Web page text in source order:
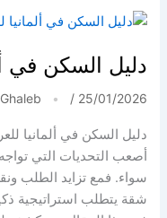
في
ألمانيا:
هل
يفقد
“العملاق
بريقه؟
دليل السكن في
/ 25/01/2026
دليل السكن في ألمانيا
أصعب التحديات التي
سواء. فمع تزايد الطلب
شقة يتطلب استراتيجية